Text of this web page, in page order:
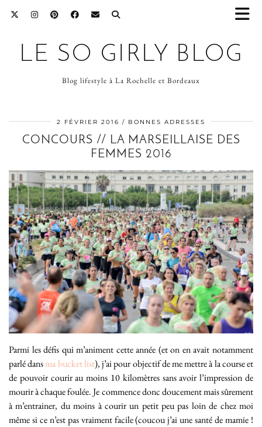
LE SO GIRLY BLOG
Blog lifestyle à La Rochelle et Bordeaux
2 FÉVRIER 2016 BONNES ADRESSES
CONCOURS // LA MARSEILLAISE DES
FEMMES 2016
Parmi les défis qui m’animent cette année (et on en avait notamment
parlé dansma bucket list), j’ai pour objectif de me mettre à la course et
de pouvoir courir au moins 10 kilomètres sans avoir l’impression de
mourir à chaque foulée. Je commence donc doucement mais sûrement
à m’entrainer, du moins à courir un petit peu pas loin de chez moi
même si ce n’est pas vraiment facile (coucou j’ai une santé de mamie !